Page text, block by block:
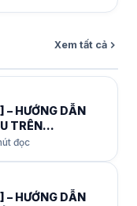
Xem tất cả
– HƯỚNG DẪN
TRÊN
đọc
– HƯỚNG DẪN